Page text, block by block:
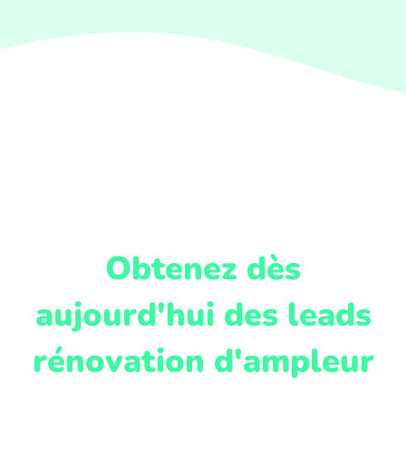
Obtenez dès
aujourd'hui des leads
rénovation d'ampleur